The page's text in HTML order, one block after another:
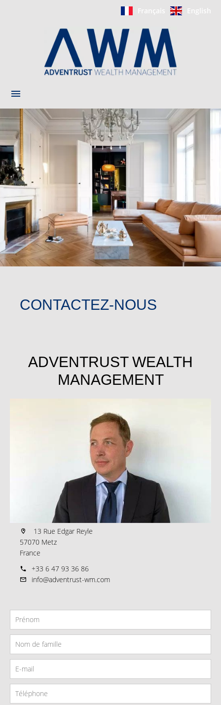
Français English
CONTACTEZ-NOUS
ADVENTRUST WEALTH
MANAGEMENT
13 Rue Edgar Reyle
57070 Metz
France
+33 6 47 93 36 86
info@adventrust-wm.com